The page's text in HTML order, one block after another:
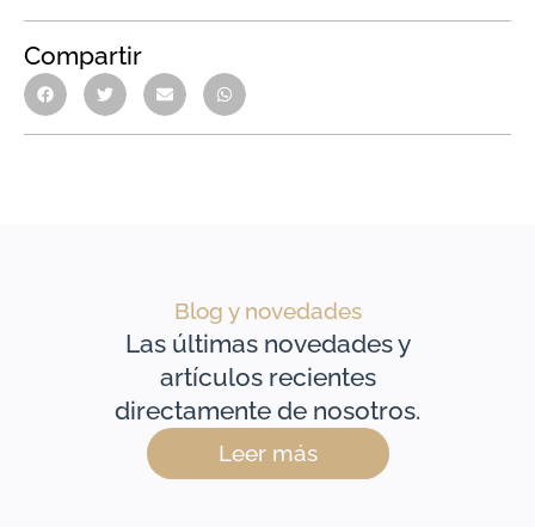
Compartir
Blog y novedades
Las últimas novedades y
artículos recientes
directamente de nosotros.
Leer más